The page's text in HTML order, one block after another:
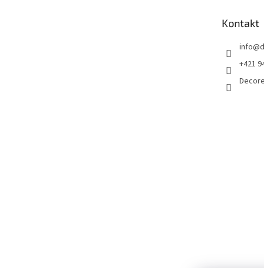
Kontakt
info@
+421